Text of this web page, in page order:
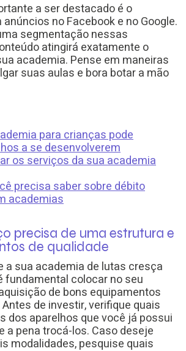
a ser destacado é o
no Facebook e no Google.
segmentação nessas
atingirá exatamente o
academia. Pense em maneiras
suas aulas e bora botar a mão
para crianças pode
a se desenvolverem
os serviços da sua academia
precisa saber sobre débito
academias
precisa de uma estrutura e
de qualidade
a sua academia de lutas cresça
fundamental colocar no seu
de bons equipamentos
de investir, verifique quais
dos aparelhos que você já possui
a pena trocá-los. Caso deseje
modalidades, pesquise quais